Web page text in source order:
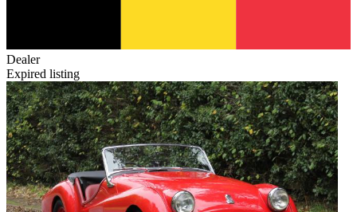
Dealer
Expired listing